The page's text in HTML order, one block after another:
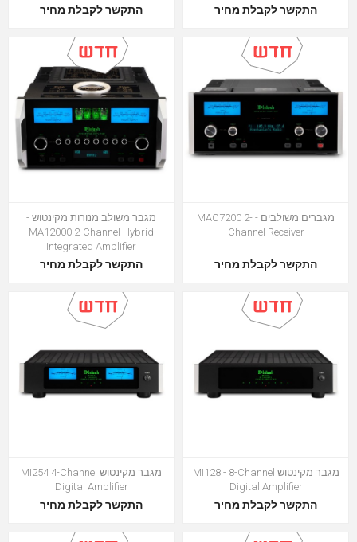
התקשר לקבלת מחיר התקשר לקבלת מחיר
מגברים משולבים - MAC7200 2-
Channel Receiver
התקשר לקבלת מחיר
מגבר משולב מנורות מקינטוש -
MA12000 2-Channel Hybrid
Integrated Amplifier
התקשר לקבלת מחיר
מגבר מקינטוש MI128 - 8-Channel
Digital Amplifier
התקשר לקבלת מחיר
מגבר מקינטוש MI254 4-Channel
Digital Amplifier
התקשר לקבלת מחיר